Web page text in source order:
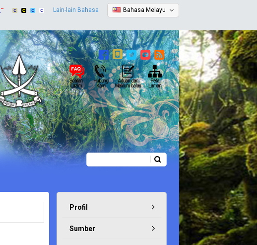
Bahasa Melayu
Lain-lain Bahasa
Borang carian
Profil
Sumber